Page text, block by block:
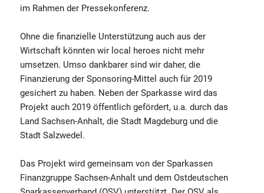
im Rahmen der Pressekonferenz.
Ohne die finanzielle Unterstützung auch aus der
Wirtschaft könnten wir local heroes nicht mehr
umsetzen. Umso dankbarer sind wir daher, die
Finanzierung der Sponsoring-Mittel auch für 2019
gesichert zu haben. Neben der Sparkasse wird das
Projekt auch 2019 öffentlich gefördert, u.a. durch das
Land Sachsen-Anhalt, die Stadt Magdeburg und die
Stadt Salzwedel.
Das Projekt wird gemeinsam von der Sparkassen
Finanzgruppe Sachsen-Anhalt und dem Ostdeutschen